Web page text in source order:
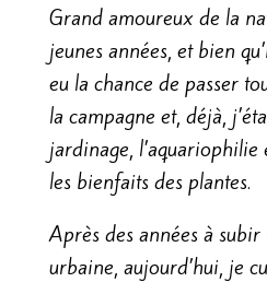
Grand amoureux de la
jeunes années, et bien
eu la chance de passer
la campagne et, déjà,
jardinage, l’aquariophilie
les bienfaits des plantes.
Après des années à
urbaine, aujourd’hui, je